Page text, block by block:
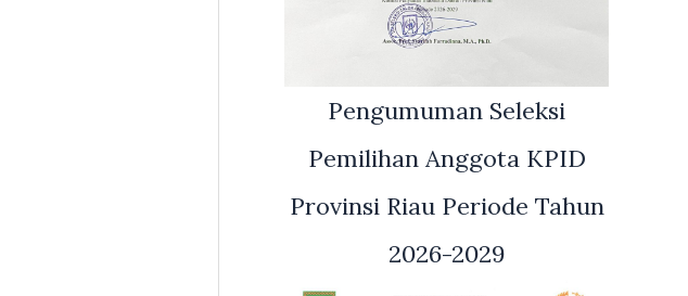
Pengumuman Seleksi
Pemilihan Anggota KPID
Provinsi Riau Periode Tahun
2026-2029